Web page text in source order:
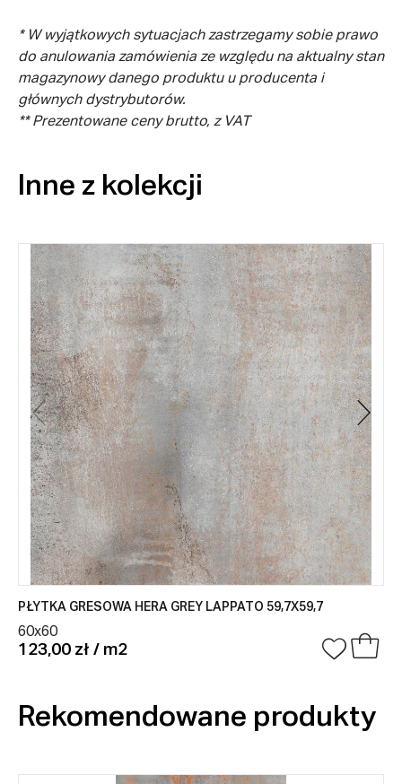
* W wyjątkowych sytuacjach zastrzegamy sobie prawo
do anulowania zamówienia ze względu na aktualny stan
magazynowy danego produktu u producenta i
głównych dystrybutorów.
** Prezentowane ceny brutto, z VAT
Inne z kolekcji
PŁYTKA GRESOWA HERA GREY LAPPATO 59,7X59,7
60x60
123,00 zł / m2
Rekomendowane produkty